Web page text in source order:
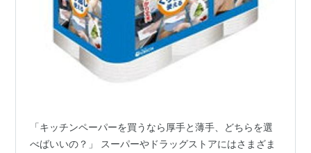
「キッチンペーパーを買うなら厚手と薄手、どちらを選
べばいいの？」 スーパーやドラッグストアにはさまざま